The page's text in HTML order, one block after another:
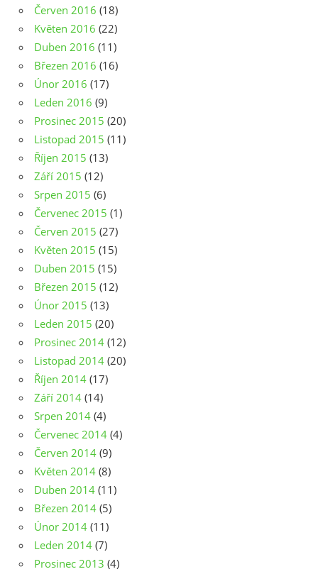
Červen 2016 (18)
Květen 2016 (22)
Duben 2016 (11)
Březen 2016 (16)
Únor 2016 (17)
Leden 2016 (9)
Prosinec 2015 (20)
Listopad 2015 (11)
Říjen 2015 (13)
Září 2015 (12)
Srpen 2015 (6)
Červenec 2015 (1)
Červen 2015 (27)
Květen 2015 (15)
Duben 2015 (15)
Březen 2015 (12)
Únor 2015 (13)
Leden 2015 (20)
Prosinec 2014 (12)
Listopad 2014 (20)
Říjen 2014 (17)
Září 2014 (14)
Srpen 2014 (4)
Červenec 2014 (4)
Červen 2014 (9)
Květen 2014 (8)
Duben 2014 (11)
Březen 2014 (5)
Únor 2014 (11)
Leden 2014 (7)
Prosinec 2013 (4)